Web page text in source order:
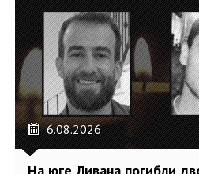
6.08.2026